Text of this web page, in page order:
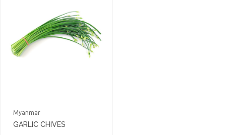
Myanmar
GARLIC CHIVES